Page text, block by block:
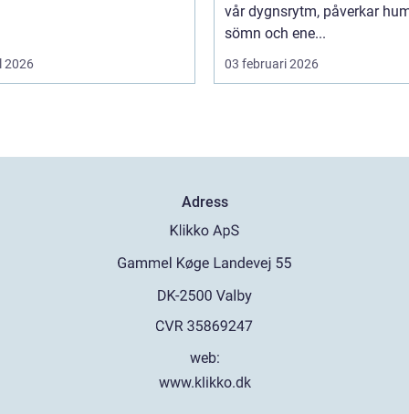
2026
vår dygnsrytm, påverkar
sömn och ene...
03 februari 2026
Adress
web:
www.klikko.dk